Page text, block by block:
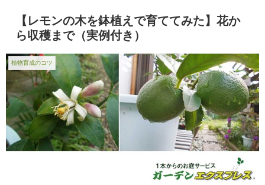
【レモンの木を鉢植えで育ててみた】花か
ら収穫まで（実例付き）
植物育成のコツ